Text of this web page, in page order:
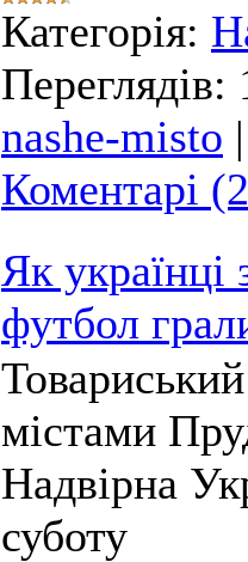
Категорія:
Переглядів:
nashe-misto
Коментарі
Як українці
футбол
містами
Надвірна
суботу